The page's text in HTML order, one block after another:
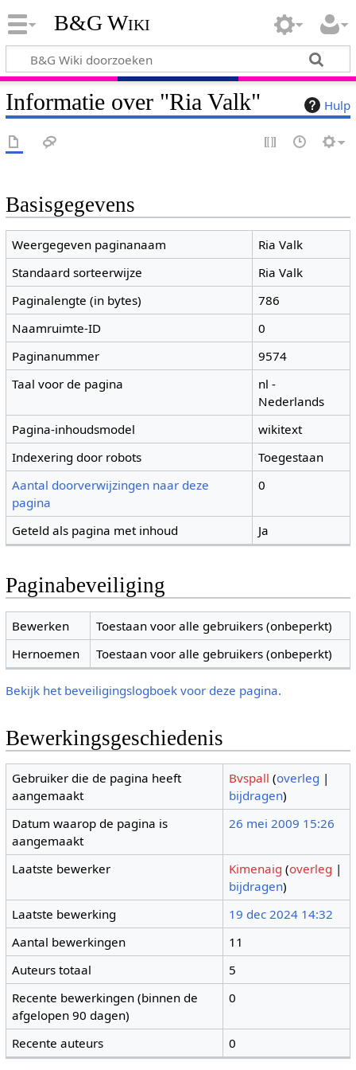
B&G Wiki
Hulp
Informatie over "Ria Valk"
Basisgegevens
Weergegeven paginanaam
Ria Valk
Standaard sorteerwijze
Ria Valk
Paginalengte (in bytes)
786
Naamruimte-ID
0
Paginanummer
9574
Taal voor de pagina
nl -
Nederlands
Pagina-inhoudsmodel
wikitext
Indexering door robots
Toegestaan
Aantal doorverwijzingen naar deze
pagina
0
Geteld als pagina met inhoud Ja
Paginabeveiliging
Bewerken
Toestaan voor alle gebruikers (onbeperkt)
Hernoemen
Toestaan voor alle gebruikers (onbeperkt)
Bekijk het beveiligingslogboek voor deze pagina.
Bewerkingsgeschiedenis
Gebruiker die de pagina heeft
aangemaakt
Bvspall (overleg |
bijdragen)
Datum waarop de pagina is
aangemaakt
26 mei 2009 15:26
Laatste bewerker Kimenaig (overleg |
bijdragen)
Laatste bewerking
19 dec 2024 14:32
Aantal bewerkingen
11
Auteurs totaal
5
Recente bewerkingen (binnen de
afgelopen 90 dagen)
0
Recente auteurs 0